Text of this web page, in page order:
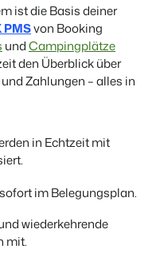
und Performance-
ist die Basis deiner
PMSvon Booking
undCampingplätze
den Überblick über
Zahlungen – alles in
in Echtzeit mit
im Belegungsplan.
wiederkehrende
mit.